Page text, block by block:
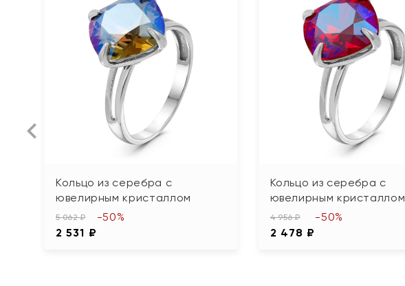
Кольцо из серебра с
ювелирным кристаллом
5 062 ₽
2 531 ₽
-50%
Кольцо из серебра с
ювелирным кристаллом
4 956 ₽
2 478 ₽
-50%